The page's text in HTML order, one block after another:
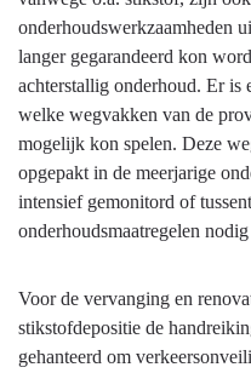
wilden
bereiken?
onderhoudswerkzaamheden
langer gegarandeerd kon
achterstallig onderhoud. Er is
welke wegvakken van de
mogelijk kon spelen. Deze
opgepakt in de meerjarige
intensief gemonitord of
onderhoudsmaatregelen
Voor de vervanging en
stikstofdepositie de
gehanteerd om